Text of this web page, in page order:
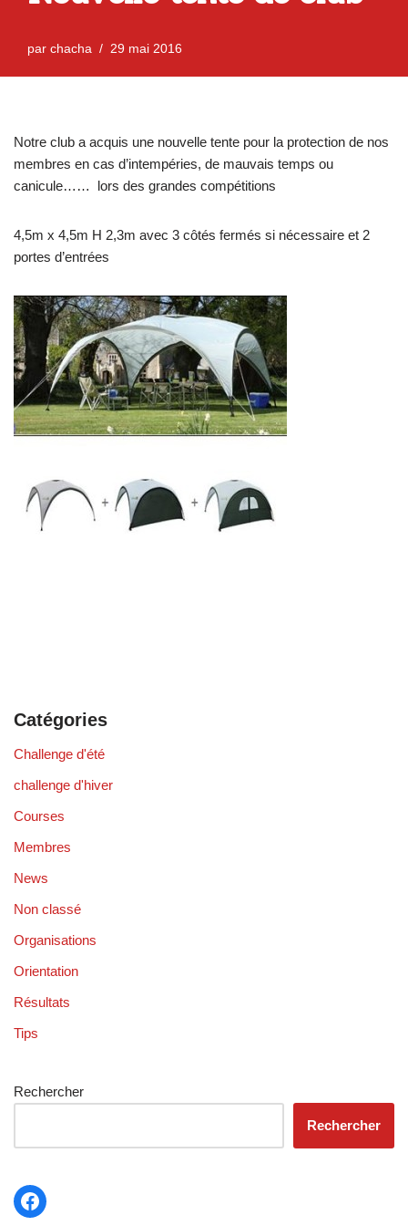
par chacha 29 mai 2016
Notre club a acquis une nouvelle tente pour la protection de nos
membres en cas d’intempéries, de mauvais temps ou
canicule…… lors des grandes compétitions
4,5m x 4,5m H 2,3m avec 3 côtés fermés si nécessaire et 2
portes d’entrées
Catégories
Challenge d'été
challenge d'hiver
Courses
Membres
News
Non classé
Organisations
Orientation
Résultats
Tips
Rechercher
Rechercher